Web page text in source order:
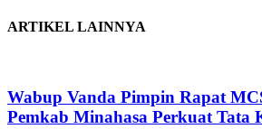
ARTIKEL LAINNYA
Wabup Vanda Pimpin Rapat
Pemkab Minahasa Perkuat Tata